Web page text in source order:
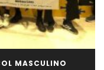
MASCULINO